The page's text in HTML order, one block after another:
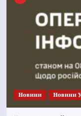
Новини Новини